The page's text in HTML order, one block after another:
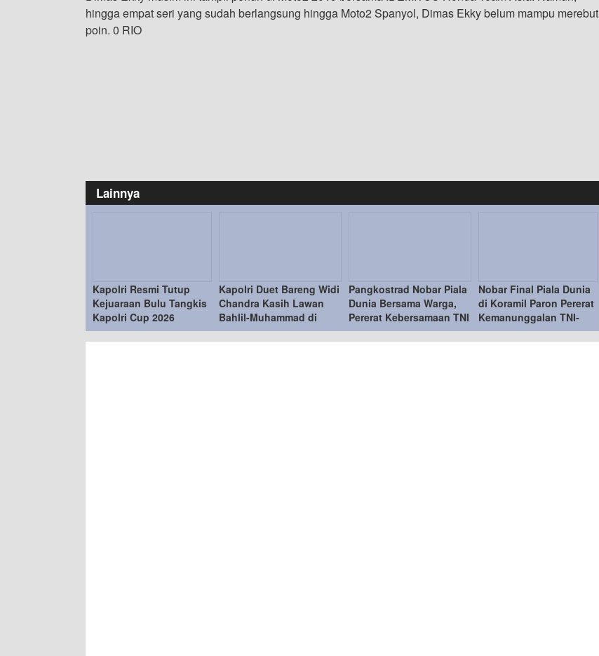
hingga empat seri yang sudah berlangsung hingga Moto2 Spanyol, Dimas Ekky belum mampu merebut
poin. 0 RIO
Lainnya
Kapolri Resmi Tutup
Kejuaraan Bulu Tangkis
Kapolri Cup 2026
Kapolri Duet Bareng Widi
Chandra Kasih Lawan
Bahlil-Muhammad di
Penutupan Kapolri Cup
2026
Pangkostrad Nobar Piala
Dunia Bersama Warga,
Pererat Kebersamaan TNI
dan Masyarakat
Nobar Final Piala Dunia
di Koramil Paron Pererat
Kemanunggalan TNI-
Rakyat